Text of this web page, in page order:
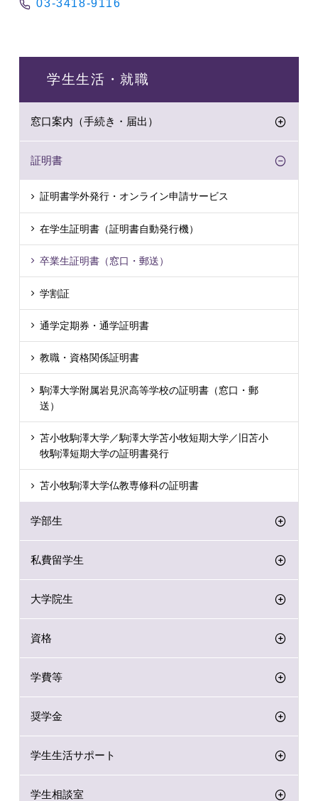
03-3418-9116
学生生活・就職
窓口案内（手続き・届出）
証明書
証明書学外発行・オンライン申請サービス
在学生証明書（証明書自動発行機）
卒業生証明書（窓口・郵送）
学割証
通学定期券・通学証明書
教職・資格関係証明書
駒澤大学附属岩見沢高等学校の証明書（窓口・郵
送）
苫小牧駒澤大学／駒澤大学苫小牧短期大学／旧苫小
牧駒澤短期大学の証明書発行
苫小牧駒澤大学仏教専修科の証明書
学部生
私費留学生
大学院生
資格
学費等
奨学金
学生生活サポート
学生相談室